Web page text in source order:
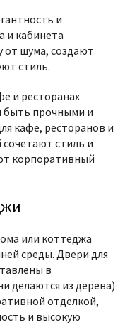
и
и кабинета
от шума, создают
стиль.
и ресторанах
быть прочными и
кафе, ресторанов и
стиль и
корпоративный
или коттеджа
среды. Двери для
в
делаются из дерева)
отделкой,
и высокую